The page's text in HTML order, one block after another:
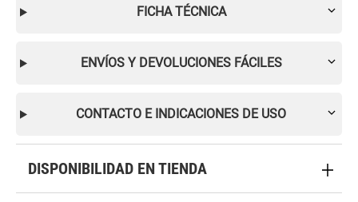
FICHA TÉCNICA
ENVÍOS Y DEVOLUCIONES FÁCILES
CONTACTO E INDICACIONES DE USO
DISPONIBILIDAD EN TIENDA